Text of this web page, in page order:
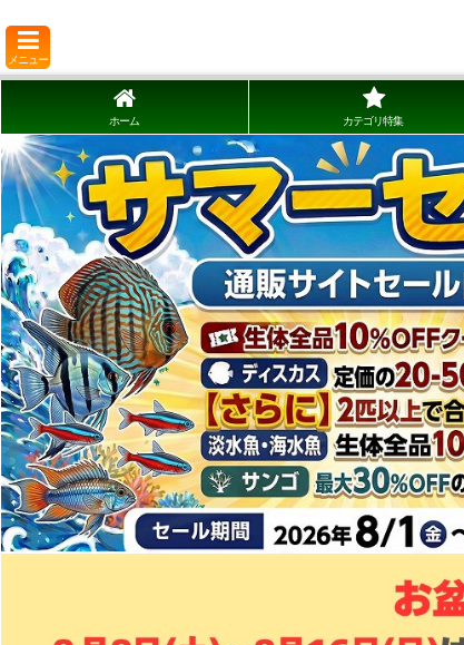
メニュー
ホーム カテゴリ特集